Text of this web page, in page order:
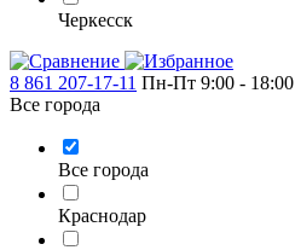
Черкесск
8 861 207-17-11 Пн-Пт 9:00 - 18:00
Все города
Все города
Краснодар